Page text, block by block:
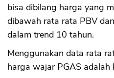
bisa dibilang harga yang
dibawah rata rata PBV
dalam trend 10 tahun.
Menggunakan data rata
harga wajar PGAS adalah